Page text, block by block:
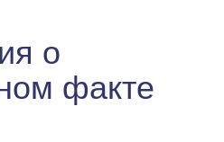
о
факте